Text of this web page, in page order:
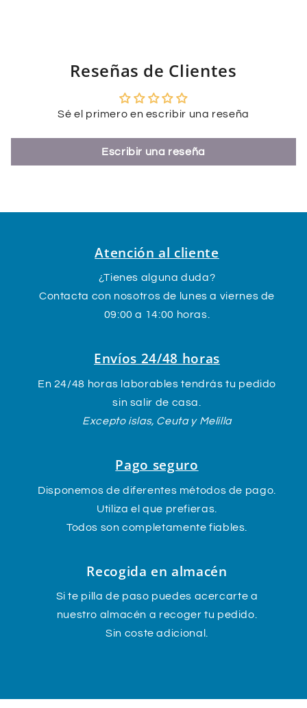
Reseñas de Clientes
Sé el primero en escribir una reseña
Escribir una reseña
Atención al cliente
¿Tienes alguna duda?
Contacta con nosotros de lunes a viernes de
09:00 a 14:00 horas.
Envíos 24/48 horas
En 24/48 horas laborables tendrás tu pedido
sin salir de casa.
Excepto islas, Ceuta y Melilla
Pago seguro
Disponemos de diferentes métodos de pago.
Utiliza el que prefieras.
Todos son completamente fiables.
Recogida en almacén
Si te pilla de paso puedes acercarte a
nuestro almacén a recoger tu pedido.
Sin coste adicional.